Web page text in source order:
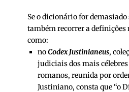
Se o dicionário for
também recorrer a definições
como:
noCodex Justinianeus,
judiciais dos mais
romanos, reunida por
Justiniano, consta que “o